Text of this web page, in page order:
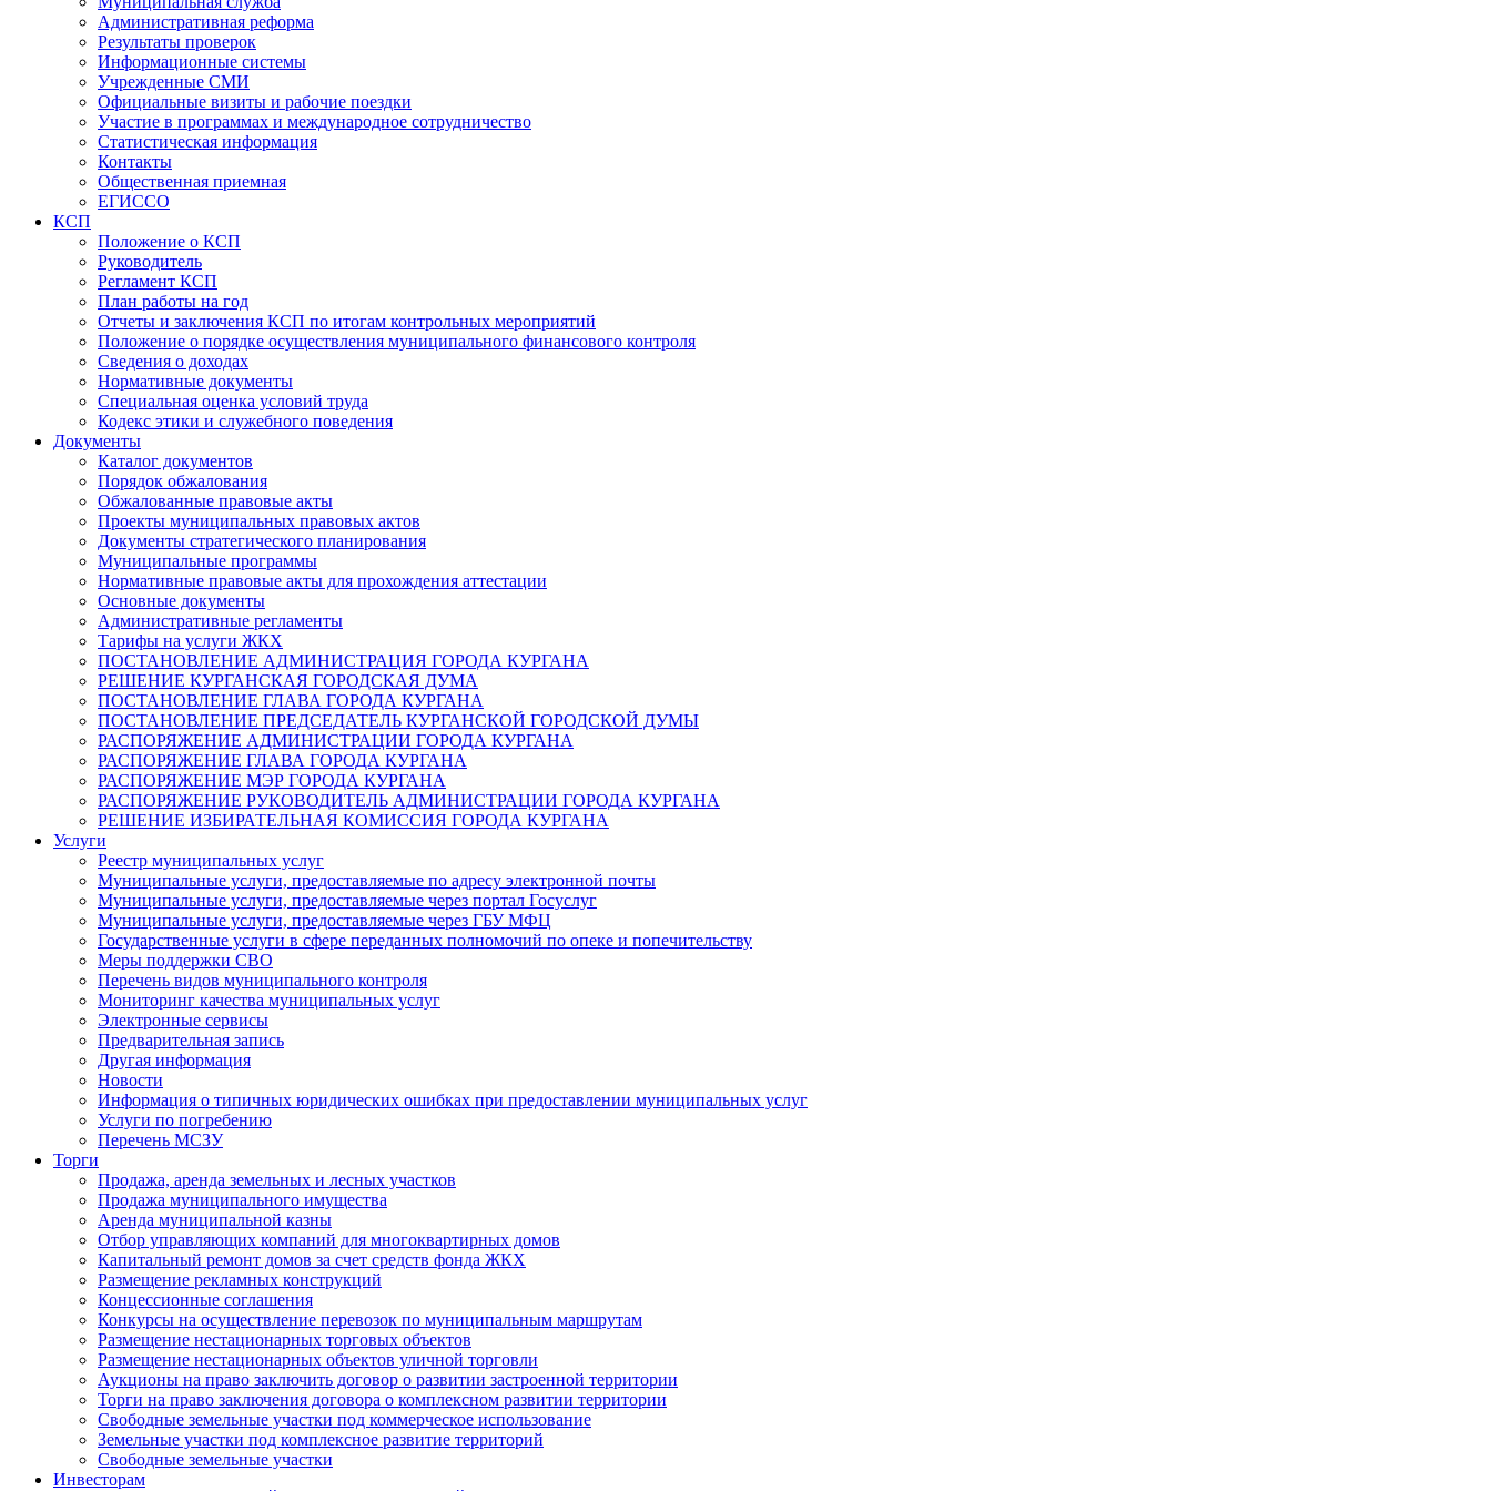
Административная реформа
Результаты проверок
Информационные системы
Учрежденные СМИ
Официальные визиты и рабочие поездки
Участие в программах и международное сотрудничество
Статистическая информация
Контакты
Общественная приемная
ЕГИССО
КСП
Положение о КСП
Руководитель
Регламент КСП
План работы на год
Отчеты и заключения КСП по итогам контрольных мероприятий
Положение о порядке осуществления муниципального финансового контроля
Сведения о доходах
Нормативные документы
Специальная оценка условий труда
Кодекс этики и служебного поведения
Документы
Каталог документов
Порядок обжалования
Обжалованные правовые акты
Проекты муниципальных правовых актов
Документы стратегического планирования
Муниципальные программы
Нормативные правовые акты для прохождения аттестации
Основные документы
Административные регламенты
Тарифы на услуги ЖКХ
ПОСТАНОВЛЕНИЕ АДМИНИСТРАЦИЯ ГОРОДА КУРГАНА
РЕШЕНИЕ КУРГАНСКАЯ ГОРОДСКАЯ ДУМА
ПОСТАНОВЛЕНИЕ ГЛАВА ГОРОДА КУРГАНА
ПОСТАНОВЛЕНИЕ ПРЕДСЕДАТЕЛЬ КУРГАНСКОЙ ГОРОДСКОЙ ДУМЫ
РАСПОРЯЖЕНИЕ АДМИНИСТРАЦИИ ГОРОДА КУРГАНА
РАСПОРЯЖЕНИЕ ГЛАВА ГОРОДА КУРГАНА
РАСПОРЯЖЕНИЕ МЭР ГОРОДА КУРГАНА
РАСПОРЯЖЕНИЕ РУКОВОДИТЕЛЬ АДМИНИСТРАЦИИ ГОРОДА КУРГАНА
РЕШЕНИЕ ИЗБИРАТЕЛЬНАЯ КОМИССИЯ ГОРОДА КУРГАНА
Услуги
Реестр муниципальных услуг
Муниципальные услуги, предоставляемые по адресу электронной почты
Муниципальные услуги, предоставляемые через портал Госуслуг
Муниципальные услуги, предоставляемые через ГБУ МФЦ
Государственные услуги в сфере переданных полномочий по опеке и попечительству
Меры поддержки СВО
Перечень видов муниципального контроля
Мониторинг качества муниципальных услуг
Электронные сервисы
Предварительная запись
Другая информация
Новости
Информация о типичных юридических ошибках при предоставлении муниципальных услуг
Услуги по погребению
Перечень МСЗУ
Торги
Продажа, аренда земельных и лесных участков
Продажа муниципального имущества
Аренда муниципальной казны
Отбор управляющих компаний для многоквартирных домов
Капитальный ремонт домов за счет средств фонда ЖКХ
Размещение рекламных конструкций
Концессионные соглашения
Конкурсы на осуществление перевозок по муниципальным маршрутам
Размещение нестационарных торговых объектов
Размещение нестационарных объектов уличной торговли
Аукционы на право заключить договор о развитии застроенной территории
Торги на право заключения договора о комплексном развитии территории
Свободные земельные участки под коммерческое использование
Земельные участки под комплексное развитие территорий
Свободные земельные участки
Инвесторам